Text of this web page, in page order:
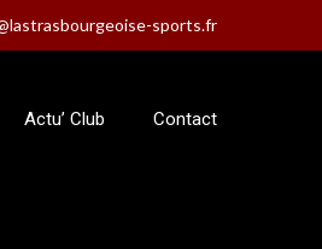
sports.fr
Actu’ Club Contact